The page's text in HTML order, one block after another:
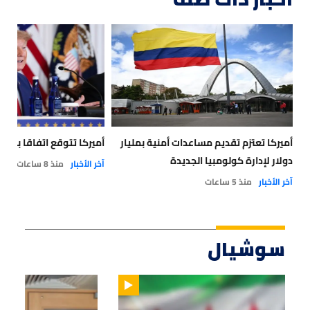
أميركا تعتزم تقديم مساعدات أمنية بمليار
دولار لإدارة كولومبيا الجديدة
آخر الأخبار منذ 5 ساعات
أميركا تتوقع اتفاقا
آخر الأخبار منذ 8 ساعات
سوشيال